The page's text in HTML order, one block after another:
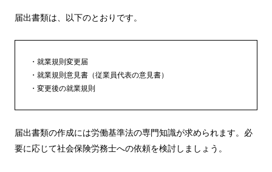
届出書類は、以下のとおりです。
就業規則変更届
就業規則意見書（従業員代表の意見書）
変更後の就業規則
届出書類の作成には労働基準法の専門知識が求められます。必
要に応じて社会保険労務士への依頼を検討しましょう。